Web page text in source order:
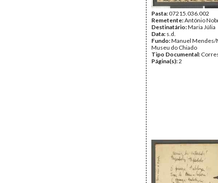
Pasta:07215.036.002
Remetente:António
Destinatário:Maria Júlia
Data: s.d.
Fundo:Manuel Mendes/
Museu do Chiado
Tipo Documental:
Página(s):2